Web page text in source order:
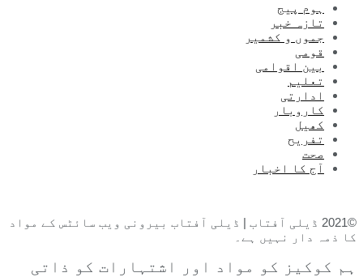
ہوم پیج
تازہ خبر
جموں و کشمیر
قومی
بین اقوامی
تعلیم
ادارتی
کاروبار
کھیل
تفریح
صحت
آج کا اخبار
©2021 ڈیلی آفتاب | ڈیلی آفتاب بیرونی ویب سائٹس کے مواد
کا ذمہ دار نہیں ہے۔
ہم کوکیز کو مواد اور اشتہارات کو ذاتی